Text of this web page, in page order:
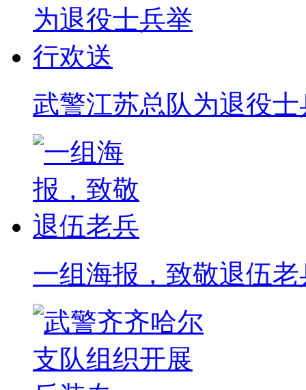
武警江苏总队为退役
一组海报，致敬退伍老